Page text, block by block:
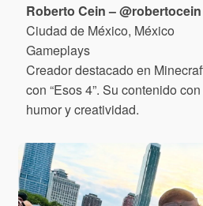
Roberto Cein – @robertocein
Ciudad de México, México
Gameplays
Creador destacado en
con “Esos 4”. Su contenido
humor y creatividad.